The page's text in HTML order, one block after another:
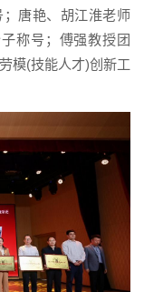
唐艳、胡江淮老师
称号；傅强教授团
模(技能人才)创新工